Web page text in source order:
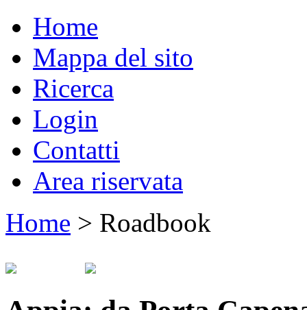
Home
Mappa del sito
Ricerca
Login
Contatti
Area riservata
Home > Roadbook